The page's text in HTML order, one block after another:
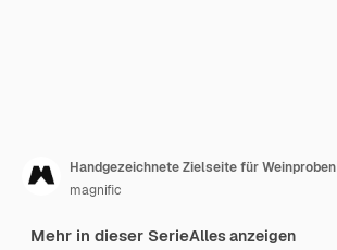
Handgezeichnete Zielseite für Weinproben
magnific
Mehr in dieser SerieAlles anzeigen